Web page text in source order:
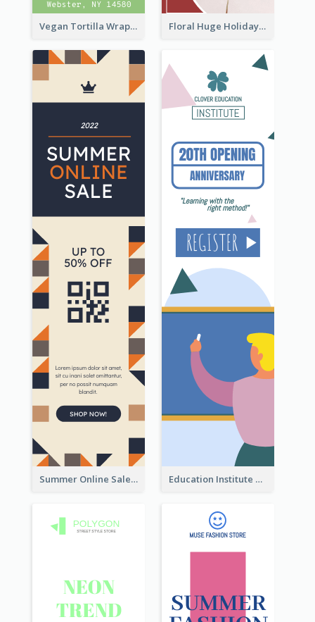
Vegan Tortilla Wrap Sale Wide Skyscraper Banner Floral Huge Holiday Sale Wide Skyscraper Banner
Summer Online Sale Skyscraper Banner Education Institute Registration Wide Skyscraper Banner